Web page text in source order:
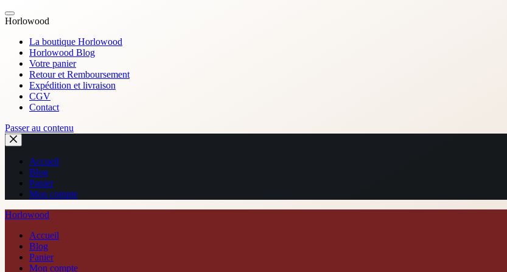
Horlowood
La boutique Horlowood
Horlowood Blog
Votre panier
Retour et Remboursement
Expédition et livraison
CGV
Contact
Passer au contenu
Accueil
Blog
Panier
Mon compte
Horlowood
Accueil
Blog
Panier
Mon compte